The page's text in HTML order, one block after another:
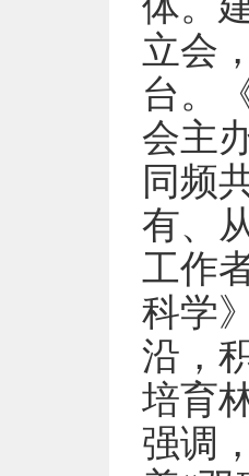
立会
台。
会主
同频
有、
工作
科学
沿，
培育
强调